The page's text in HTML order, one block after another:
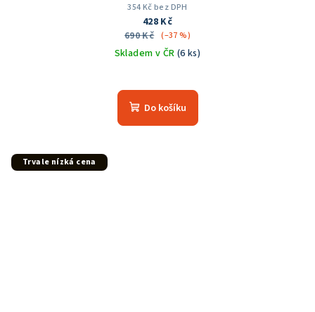
354 Kč bez DPH
428 Kč
690 Kč (–37 %)
Skladem v ČR (6 ks)
Do košíku
Trvale nízká cena